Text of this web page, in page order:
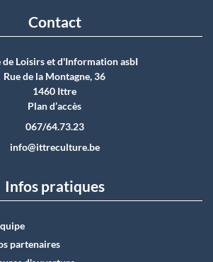
Contact
de Loisirs et d'Information asbI
Rue de la Montagne, 36
1460 Ittre
Plan d’accès
067/64.73.23
info@ittreculture.be
Infos pratiques
partenaires